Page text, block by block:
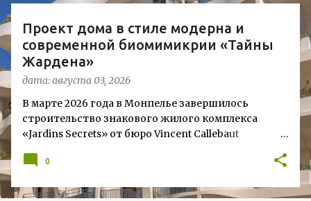
щ
е
н
и
я
Проект дома в стиле модерна и
современной биомимикрии «Тайны
Жардена»
дата:августа 03, 2026
В марте 2026 года в Монпелье завершилось
строительство знакового жилого комплекса
«Jardins Secrets» от бюро Vincent Callebaut
территории бывшей пехотной школы (EAI) в
интеграции современной архитектуры в
0